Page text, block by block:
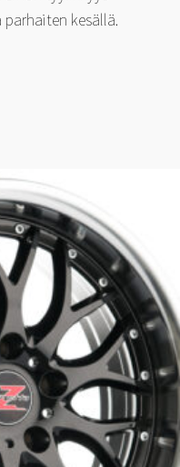
kesällä.